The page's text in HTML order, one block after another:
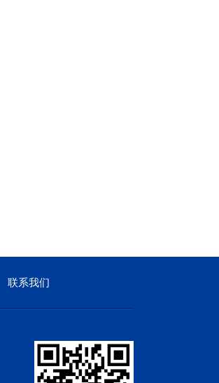
联系我们